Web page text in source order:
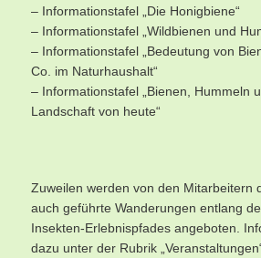
– Informationstafel „Die Honigbiene“
– Informationstafel „Wildbienen und
– Informationstafel „Bedeutung von
Co. im Naturhaushalt“
– Informationstafel „Bienen, Hummeln
Landschaft von heute“
Zuweilen werden von den Mitarbeitern
auch geführte Wanderungen entlang
Insekten-Erlebnispfades angeboten.
dazu unter der Rubrik